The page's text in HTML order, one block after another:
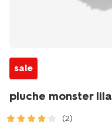
sale
pluche monster lila
(2)